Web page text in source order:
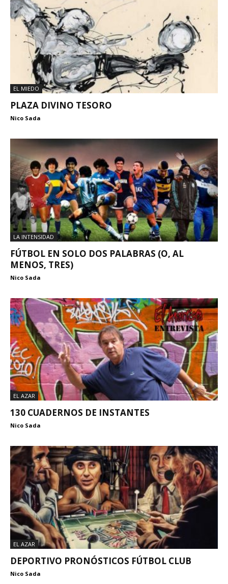
EL MIEDO
PLAZA DIVINO TESORO
Nico Sada
LA INTENSIDAD
FÚTBOL EN SOLO DOS PALABRAS (O, AL
MENOS, TRES)
Nico Sada
EL AZAR
130 CUADERNOS DE INSTANTES
Nico Sada
EL AZAR
DEPORTIVO PRONÓSTICOS FÚTBOL CLUB
Nico Sada